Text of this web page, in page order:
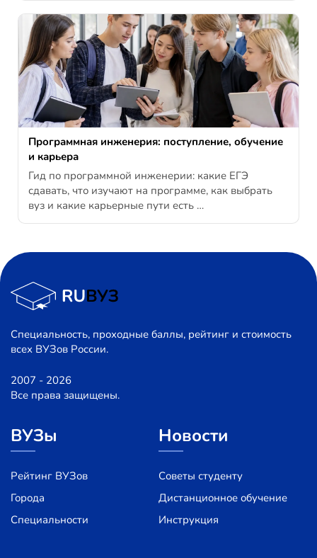
Программная инженерия: поступление, обучение
и карьера
Гид по программной инженерии: какие ЕГЭ
сдавать, что изучают на программе, как выбрать
вуз и какие карьерные пути есть …
Специальность, проходные баллы, рейтинг и стоимость
всех ВУЗов России.
2007 - 2026
Все права защищены.
ВУЗы
Рейтинг ВУЗов
Города
Специальности
Новости
Советы студенту
Дистанционное обучение
Инструкция